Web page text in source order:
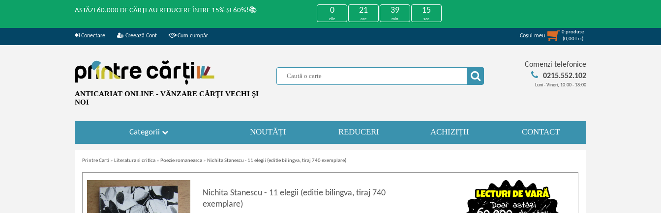
ASTĂZI 60.000 DE CĂRȚI AU REDUCERE ÎNTRE 15% ȘI 60%!📚 0
zile
21
ore
39
min
15
sec
Conectare Creează Cont Cum cumpăr Coşul meu
0produse
(0,00 Lei)
ANTICARIAT ONLINE - VÂNZARE CĂRŢI VECHI ŞI
NOI
Comenzi telefonice
0215.552.102
Luni - Vineri, 10:00 - 18:00
Categorii NOUTĂȚI REDUCERI ACHIZIȚII CONTACT
Printre Carti » Literatura si critica » Poezie romaneasca » Nichita Stanescu - 11 elegii (editie bilingva, tiraj 740 exemplare)
Nichita Stanescu - 11 elegii (editie bilingva, tiraj 740
exemplare)